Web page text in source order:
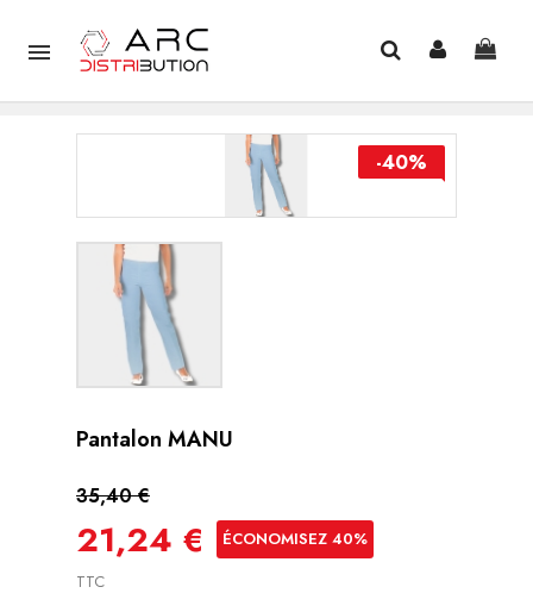

-40%
Pantalon MANU
35,40 €
21,24 €
ÉCONOMISEZ 40%
TTC